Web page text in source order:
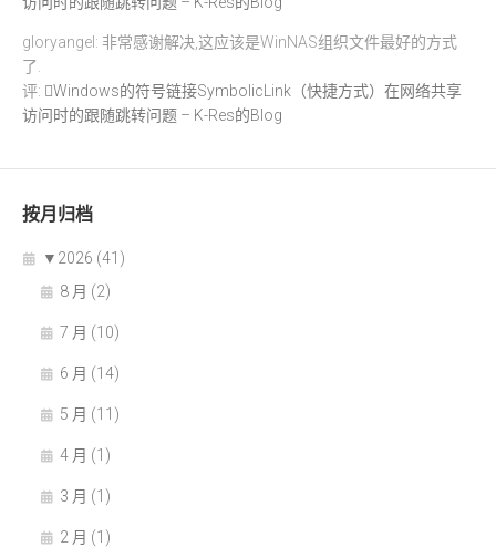
gloryangel: 非常感谢解决,这应该是WinNAS组织文件最好的方式
了.
评:
Windows的符号链接SymbolicLink（快捷方式）在网络共享
访问时的跟随跳转问题 – K-Res的Blog
按月归档
▼ 2026 (41)
8 月 (2)
7 月 (10)
6 月 (14)
5 月 (11)
4 月 (1)
3 月 (1)
2 月 (1)